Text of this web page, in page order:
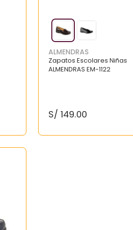
ALMENDRAS
Zapatos Escolares Niñas
ALMENDRAS EM-1122
S/ 149.00